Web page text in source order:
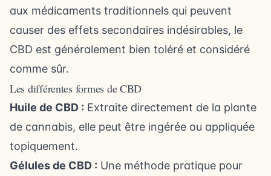
aux médicaments traditionnels qui peuvent
causer des effets secondaires indésirables, le
CBD est généralement bien toléré et considéré
comme sûr.
Les différentes formes de CBD
Huile de CBD : Extraite directement de la plante
de cannabis, elle peut être ingérée ou appliquée
topiquement.
Gélules de CBD : Une méthode pratique pour